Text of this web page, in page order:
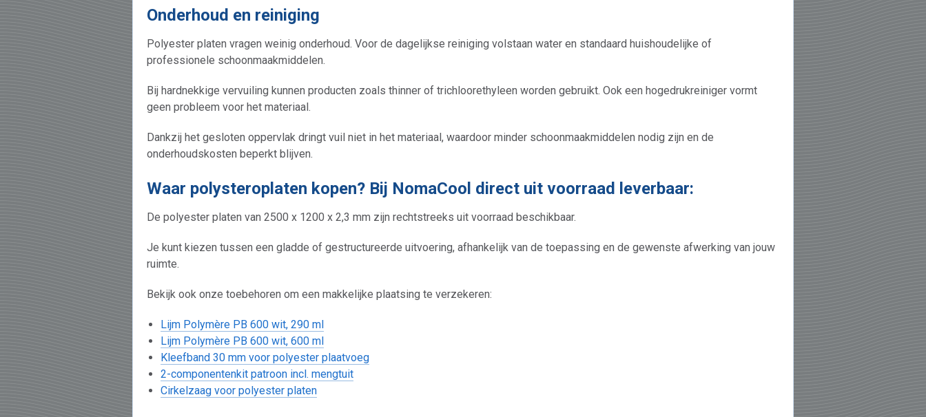
Onderhoud en reiniging
Polyester platen vragen weinig onderhoud. Voor de dagelijkse reiniging volstaan water en standaard huishoudelijke of
professionele schoonmaakmiddelen.
Bij hardnekkige vervuiling kunnen producten zoals thinner of trichloorethyleen worden gebruikt. Ook een hogedrukreiniger vormt
geen probleem voor het materiaal.
Dankzij het gesloten oppervlak dringt vuil niet in het materiaal, waardoor minder schoonmaakmiddelen nodig zijn en de
onderhoudskosten beperkt blijven.
Waar polysteroplaten kopen? Bij NomaCool direct uit voorraad leverbaar:
De polyester platen van 2500 x 1200 x 2,3 mm zijn rechtstreeks uit voorraad beschikbaar.
Je kunt kiezen tussen een gladde of gestructureerde uitvoering, afhankelijk van de toepassing en de gewenste afwerking van jouw
ruimte.
Bekijk ook onze toebehoren om een makkelijke plaatsing te verzekeren:
Lijm Polymère PB 600 wit, 290 ml
Lijm Polymère PB 600 wit, 600 ml
Kleefband 30 mm voor polyester plaatvoeg
2-componentenkit patroon incl. mengtuit
Cirkelzaag voor polyester platen